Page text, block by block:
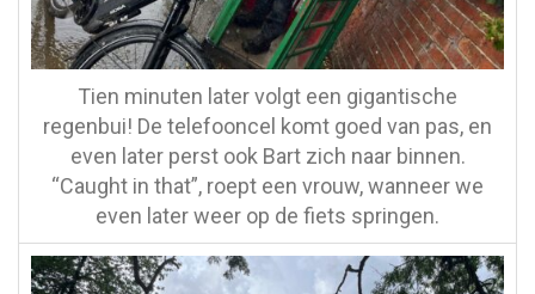
Tien minuten later volgt een gigantische
regenbui! De telefooncel komt goed van pas, en
even later perst ook Bart zich naar binnen.
“Caught in that”, roept een vrouw, wanneer we
even later weer op de fiets springen.